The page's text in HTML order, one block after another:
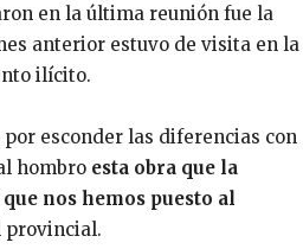
en la última reunión fue la
anterior estuvo de visita en la
ilícito.
esconder las diferencias con
hombro esta obra que la
nos hemos puesto al
provincial.